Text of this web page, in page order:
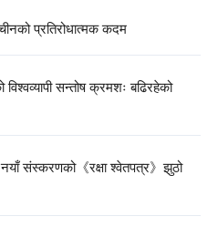
प्रतिरोधात्मक कदम
विश्वव्यापी सन्तोष क्रमशः बढिरहेको
नयाँ संस्करणको《रक्षा श्वेतपत्र》झुठो